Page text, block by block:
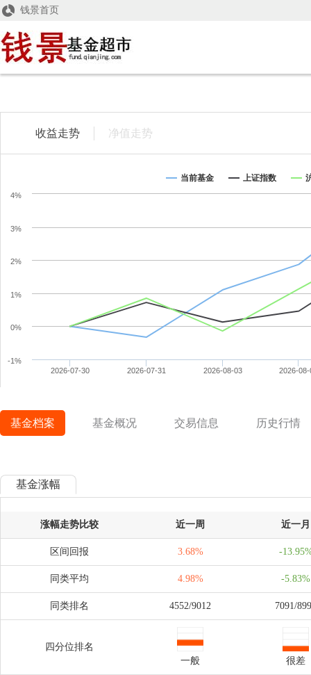
钱景首页
钱景量身定制，赚得更多
收益走势 净值走势
当前基金 上证指数
2026-07-30 2026-07-31 2026-08-03 2026-08-
-1%
0%
1%
2%
3%
4%
基金档案 基金概况 交易信息 历史行情
基金涨幅
涨幅走势比较 近一周 近一月
区间回报 3.68% -
同类平均 4.98% -5.83%
同类排名 4552/9012 7091/
四分位排名
一般
很差